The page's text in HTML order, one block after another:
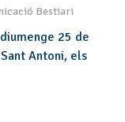
Bestiari
25 de
Antoni, els